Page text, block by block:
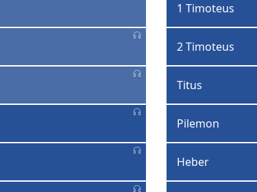
1 Timoteus
2 Timoteus
Titus
Pilemon
Heber